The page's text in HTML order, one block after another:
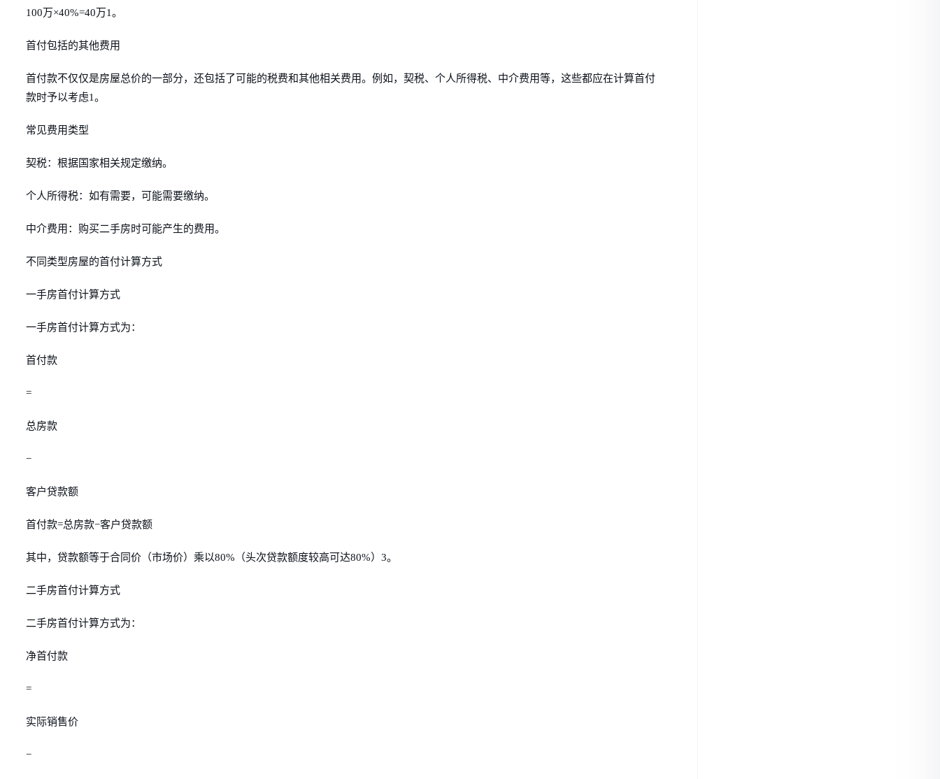
100万×40%=40万1。
首付包括的其他费用
首付款不仅仅是房屋总价的一部分，还包括了可能的税费和其他相关费用。例如，契税、个人所得税、中介费用等，这些都应在计算首付
款时予以考虑1。
常见费用类型
契税：根据国家相关规定缴纳。
个人所得税：如有需要，可能需要缴纳。
中介费用：购买二手房时可能产生的费用。
不同类型房屋的首付计算方式
一手房首付计算方式
一手房首付计算方式为：
首付款
=
总房款
−
客户贷款额
首付款=总房款−客户贷款额
其中，贷款额等于合同价（市场价）乘以80%（头次贷款额度较高可达80%）3。
二手房首付计算方式
二手房首付计算方式为：
净首付款
=
实际销售价
−